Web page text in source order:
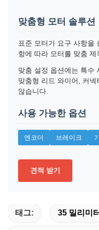
맞춤형 모터 솔루션
표준 모터가 요구 사항을
항에 따라 모터를 맞춤 제
맞춤 설정 옵션에는 특수
맞춤형 리드 와이어, 커
않습니다.
사용 가능한 옵션
엔코더 브레이크
견적 받기
태그: 35 밀리미